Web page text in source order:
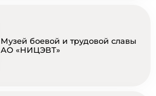
Музей боевой и трудовой славы
АО «НИЦЭВТ»